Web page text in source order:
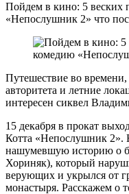
Пойдем в кино: 5 веских
«Непослушник 2» что
Путешествие во
авторитета и летние
интересен сиквел
15 декабря в прокат
Котта «Непослушник
нашумевшую историю о
Хориняк), который
верующих и укрылся от
монастыря. Расскажем о